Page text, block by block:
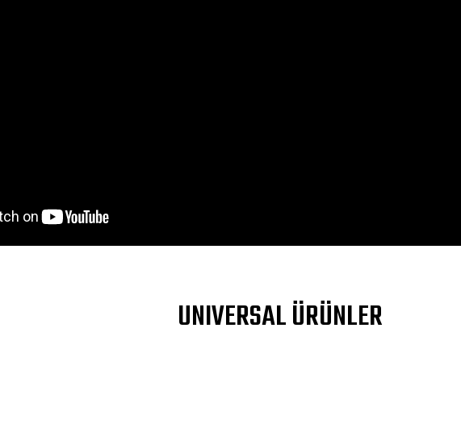
Bu ürüne ilk yorumu siz yapın!
ve diğer konularda yetersiz gördüğünüz noktaları öneri formunu kullanarak tarafımıza
UNIVERSAL ÜRÜNLER